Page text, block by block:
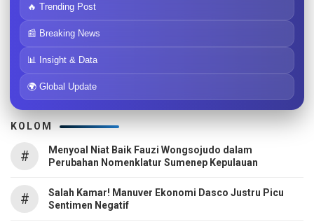
🔥 Trending Post
📰 Breaking News
📊 Insight & Data
🌍 Global Update
KOLOM
#
Menyoal Niat Baik Fauzi Wongsojudo dalam
Perubahan Nomenklatur Sumenep Kepulauan
#
Salah Kamar! Manuver Ekonomi Dasco Justru Picu
Sentimen Negatif